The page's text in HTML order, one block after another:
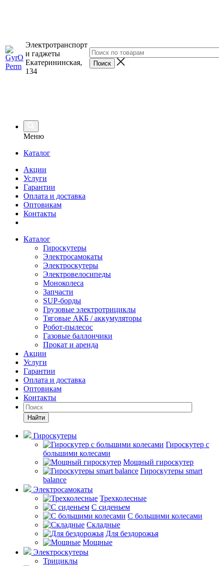
Электротранспорт
и гаджеты
Екатерининская,
134
Меню
Каталог
Акции
Услуги
Гарантии
Оплата и доставка
Оптовикам
Контакты
Каталог
Гироскутеры
Электросамокаты
Электроскутеры
Электровелосипеды
Моноколеса
Запчасти
SUP-борды
Грузовые электротрициклы
Тяговые АКБ / аккумуляторы
Робот-пылесос
Газовые баллончики
Прокат и аренда
Акции
Услуги
Гарантии
Оплата и доставка
Оптовикам
Контакты
Найти
Гироскутеры
Гироскутер с
большими колесами
Мощный гироскутер
Гироскутеры smart
balance
Электросамокаты
Трехколесные
С сиденьем
С большими колесами
Складные
Для бездорожья
Мощные
Электроскутеры
Трициклы